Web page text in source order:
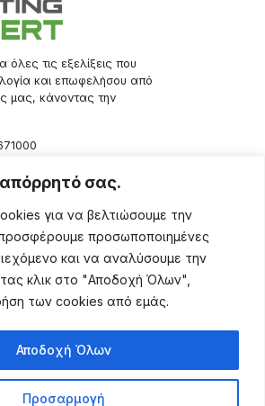
σας.
για να βελτιώσουμε την
προσωποποιημένες
και να αναλύσουμε την
κλικ στο "Αποδοχή Όλων",
των cookies από εμάς.
Προσαρμογή
Αποδοχή Όλων
τις εξελίξεις που
και επωφελήσου από
μας, κάνοντας την
10443